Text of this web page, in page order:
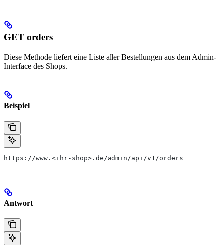
GET orders
Diese Methode liefert eine Liste aller Bestellungen aus dem Admin-
Interface des Shops.
Beispiel
https://www.<ihr-shop>.de/admin/api/v1/orders
Antwort